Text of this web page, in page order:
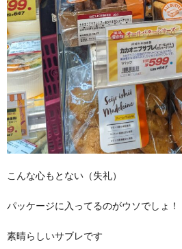
こんな心もとない（失礼）
パッケージに入ってるのがウソでしょ
素晴らしいサブレです